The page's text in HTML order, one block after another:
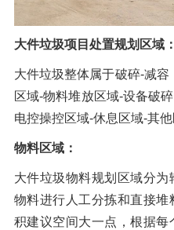
大件垃圾项目处置规划区域：
大件垃圾整体属于破碎-减
区域-物料堆放区域-设备破
电控操控区域-休息区域-其他
物料区域：
大件垃圾物料规划区域分
物料进行人工分拣和直接
积建议空间大一点，根据